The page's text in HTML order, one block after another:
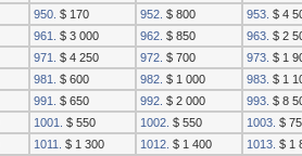
950. $ 170 952. $ 800 953. $ 4
961. $ 3 000 962. $ 850 963. $ 2
971. $ 4 250 972. $ 700 973. $ 1
981. $ 600 982. $ 1 000 983. $ 1
991. $ 650 992. $ 2 000 993. $ 8
1001. $ 550 1002. $ 550 1003. $
1011. $ 1 300 1012. $ 1 400 1013. $ 1